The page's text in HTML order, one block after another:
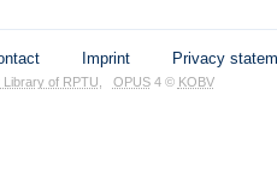
Imprint Privacy
Library of RPTU OPUS4 © KOBV